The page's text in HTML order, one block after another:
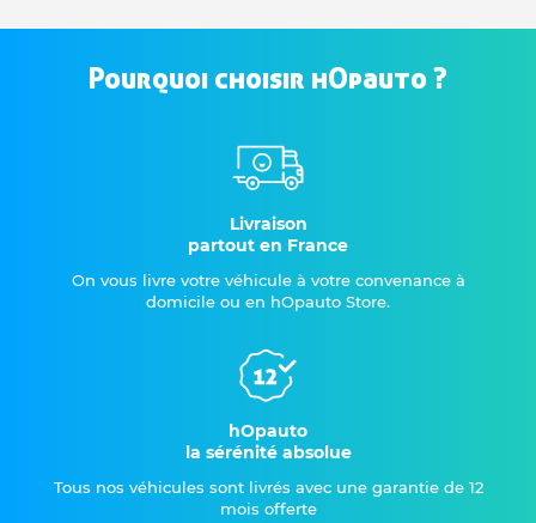
Pourquoi choisir hOpauto ?
Livraison
partout en France
On vous livre votre véhicule à votre convenance à
domicile ou en hOpauto Store.
hOpauto
la sérénité absolue
Tous nos véhicules sont livrés avec une garantie de 12
mois offerte